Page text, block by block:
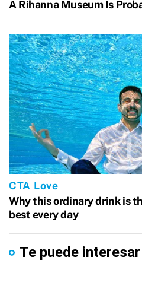
Te puede interesar